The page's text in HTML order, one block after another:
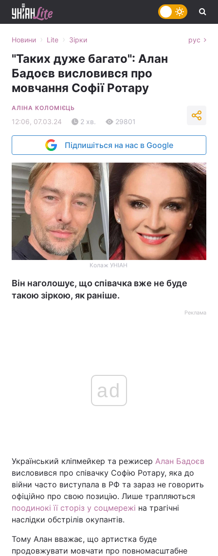
Головна Війна
Україна Політика
Економіка Світ
Спорт Наука
Новини › Lite › Зірки рус
"Таких дуже багато": Алан
Бадоєв висловився про
мовчання Софії Ротару
АЛІНА КОЛОМІЄЦЬ
12:06, 07.03.24 2 хв. 29801
Підпишіться на нас в Google
Колаж УНІАН
Він наголошує, що співачка вже не буде
такою зіркою, як раніше.
Реклама
ad
Український кліпмейкер та режисер Алан Бадоєв
висловився про співачку Софію Ротару, яка до
війни часто виступала в РФ та зараз не говорить
офіційно про свою позицію. Лише трапляються
поодинокі її сторіз у соцмережі на трагічні
наслідки обстрілів окупантів.
Тому Алан вважає, що артистка буде
продовжувати мовчати про повномасштабне